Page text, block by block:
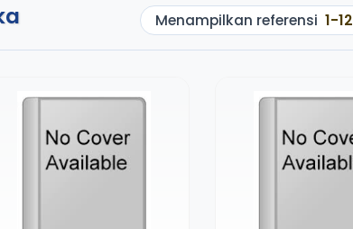
Menampilkan referensi 1-12